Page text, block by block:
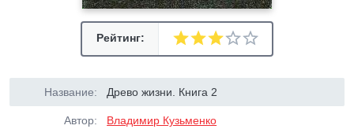
Рейтинг:
Название: Древо жизни. Книга 2
Автор: Владимир Кузьменко